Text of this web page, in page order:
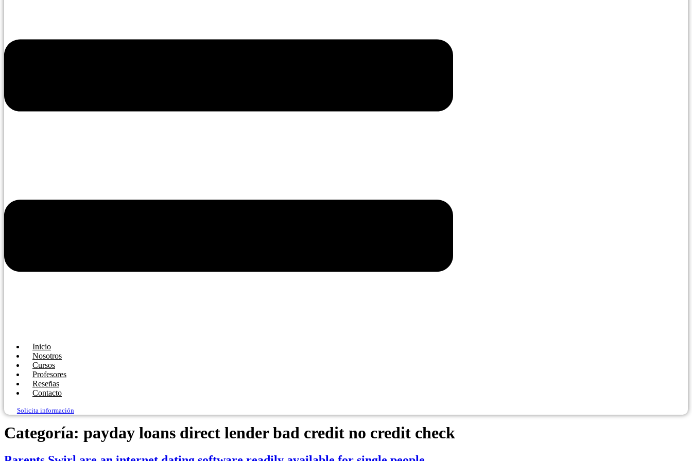
Inicio
Nosotros
Cursos
Profesores
Reseñas
Contacto
Solicita información
Categoría: payday loans direct lender bad credit no credit check